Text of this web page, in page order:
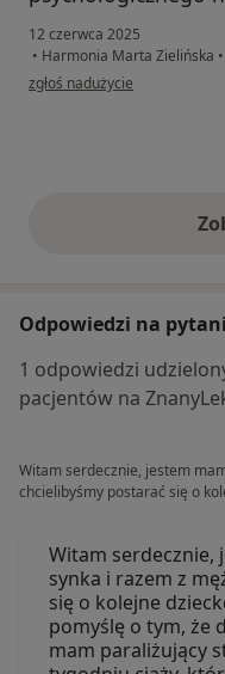
12 czerwca 2025
• Harmonia Marta Zielińska •
w opinii użytkownika
zgłoś nadużycie
Odpowiedzi na
1 odpowiedzi
pacjentów na
Witam serdecznie, jestem
chcielibyśmy postarać się o
Witam serdecznie,
synka i razem z
się o kolejne
pomyślę o tym, że
mam paraliżujący